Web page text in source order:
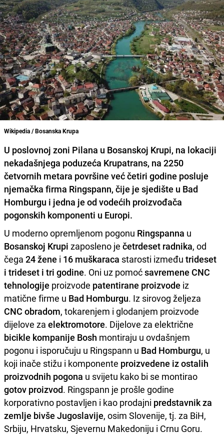
Wikipedia / Bosanska Krupa
U poslovnoj zoni Pilana u Bosanskoj Krupi, na lokaciji
nekadašnjega poduzeća Krupatrans, na 2250
četvornih metara površine već četiri godine posluje
njemačka firma Ringspann, čije je sjedište u Bad
Homburgu i jedna je od vodećih proizvođača
pogonskih komponenti u Europi.
U moderno opremljenom pogonu Ringspanna u
Bosanskoj Krupi zaposleno je četrdeset radnika, od
čega 24 žene i 16 muškaraca starosti između trideset
i trideset i tri godine. Oni uz pomoćsavremene CNC
tehnologije proizvode patentirane proizvode iz
matične firme u Bad Homburgu. Iz sirovog željeza
CNC obradom, tokarenjem i glodanjem proizvode
dijelove za elektromotore. Dijelove za električne
bicikle kompanije Bosh montiraju u ovdašnjem
pogonu i isporučuju u Ringspann u Bad Homburgu, u
koji inače stižu i komponente proizvedene iz ostalih
proizvodnih pogona u svijetu kako bi se montirao
gotov proizvod. Ringspann je prošle godine
korporativno postavljen i kao prodajni predstavnik za
zemlje bivše Jugoslavije, osim Slovenije, tj. za BiH,
Srbiju, Hrvatsku, Sjevernu Makedoniju i Crnu Goru.